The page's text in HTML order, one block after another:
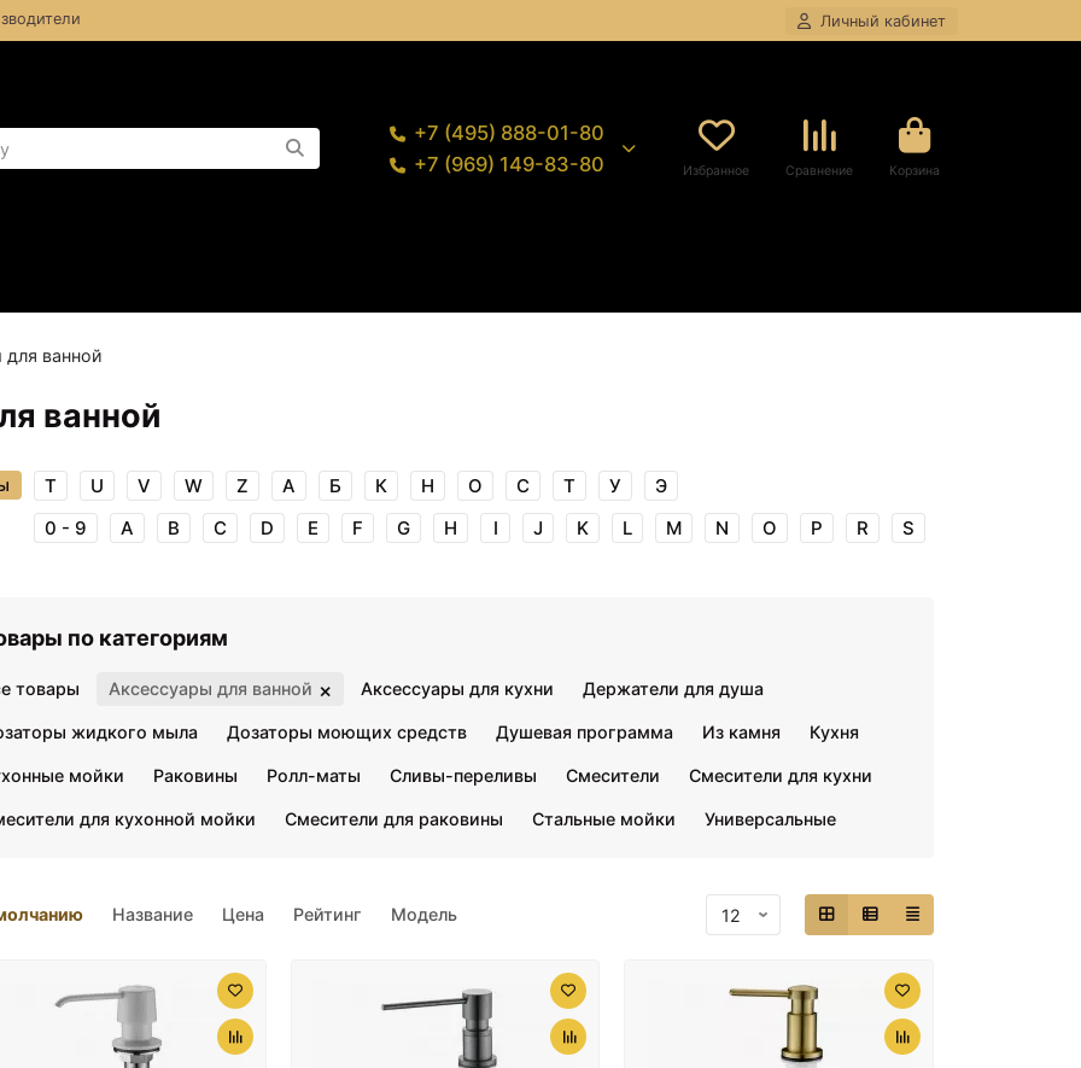
Личный кабинет
+7 (495) 888-01-80
+7 (969) 149-83-80
Избранное Сравнение Корзина
ванной
ванной
0 - 9 A B C D E F G H I J K L M N O P R S
T U V W Z А Б К Н О С Т У Э
по категориям
товары Аксессуары для ванной × Аксессуары для кухни Держатели для душа
жидкого мыла Дозаторы моющих средств Душевая программа Из камня Кухня
мойки Раковины Ролл-маты Сливы-переливы Смесители Смесители для кухни
для кухонной мойки Смесители для раковины Стальные мойки Универсальные
Название Цена Рейтинг Модель